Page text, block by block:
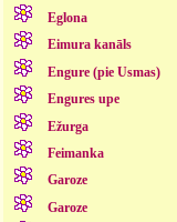
Eglona
Eimura kanāls
Engure (pie Usmas)
Engures upe
Ežurga
Feimanka
Garoze
Garoze